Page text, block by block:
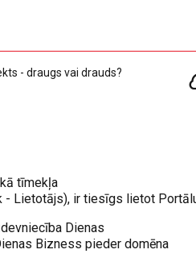
- draugs vai drauds?
tīmekļa
- Lietotājs), ir tiesīgs lietot
Dienas
Bizness pieder domēna